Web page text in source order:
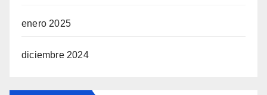
enero 2025
diciembre 2024